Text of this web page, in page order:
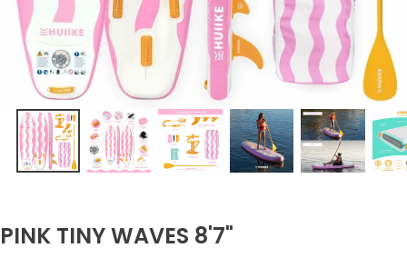
PINK TINY WAVES 8'7"